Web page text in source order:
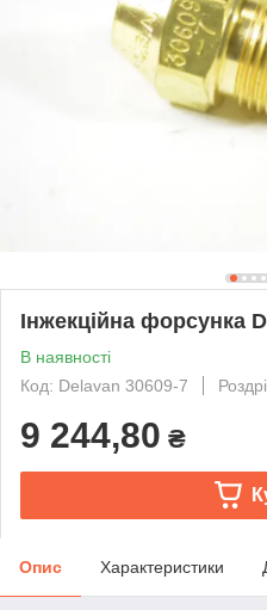
Інжекційна форсунка
В наявності
Код: Delavan 30609-7
9 244,80 ₴
Опис Характеристики